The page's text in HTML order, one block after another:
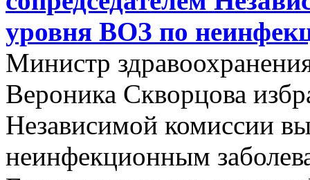
уровня ВОЗ по
Министр
Вероника Скворцова
Независимой комиссии
неинфекционным